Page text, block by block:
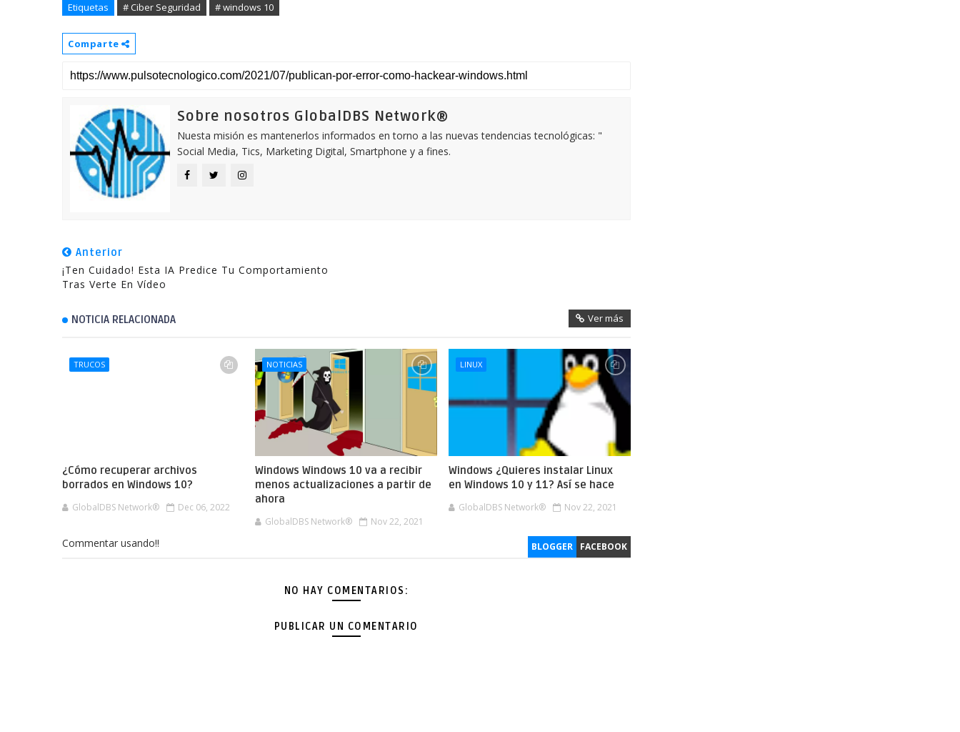
Etiquetas # Ciber Seguridad # windows 10
Comparte
Sobre nosotros GlobalDBS Network®
Nuesta misión es mantenerlos informados en torno a las nuevas tendencias tecnológicas: "
Social Media, Tics, Marketing Digital, Smartphone y a fines.
Anterior
¡Ten Cuidado! Esta IA Predice Tu Comportamiento
Tras Verte En Vídeo
NOTICIA RELACIONADA Ver más
TRUCOS
¿Cómo recuperar archivos
borrados en Windows 10?
GlobalDBS Network® Dec 06, 2022
NOTICIAS
Windows Windows 10 va a recibir
menos actualizaciones a partir de
ahora
GlobalDBS Network® Nov 22, 2021
LINUX
Windows ¿Quieres instalar Linux
en Windows 10 y 11? Así se hace
GlobalDBS Network® Nov 22, 2021
BLOGGER FACEBOOK
Commentar usando!!
NO HAY COMENTARIOS:
PUBLICAR UN COMENTARIO